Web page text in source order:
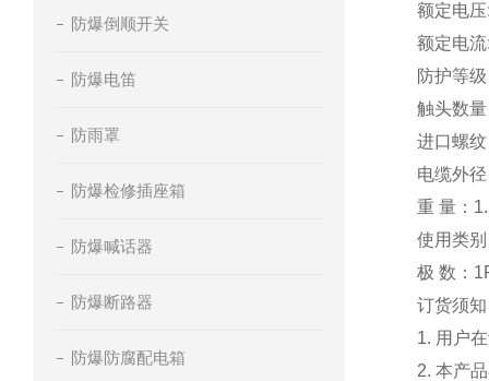
防爆倒顺开关
防爆电笛
防雨罩
防爆检修插座箱
防爆喊话器
防爆断路器
防爆防腐配电箱
额定电
额定电
防护等
触头数
进口螺
电缆外
重 量：
使用类
极 数：
订货须知
1. 用户
2. 本产